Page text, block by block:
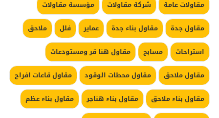
مقاولات عامة شركة مقاولات
مؤسسة مقاولات
مقاول جدة
مقاول بناء جدة عماير فلل
ملاحق
استراحات
مسابح
مقاول هنا قر ومستودعات
مقاول ملاحق
مقاول محطات الوقود
مقاول قاعات افراح
مقاول بناء ملاحق
مقاول بناء هناجر
مقاول بناء عظم